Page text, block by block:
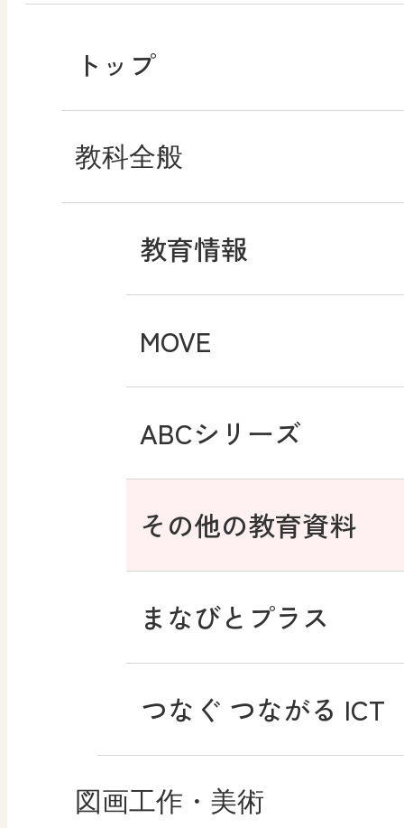
トップ
教科全般
教育情報
MOVE
ABCシリーズ
その他の教育資料
まなびとプラス
つなぐ つながる ICT
図画工作・美術